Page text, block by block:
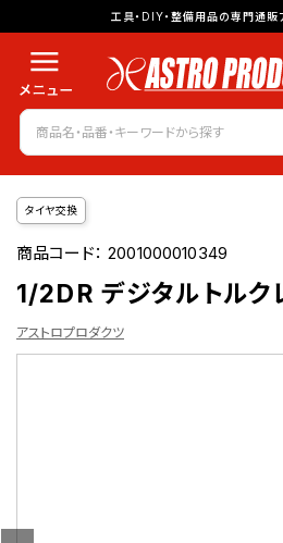
工具・DIY・整備用品の専門通販
タイヤ交換
商品コード：2001000010349
1/2DR デジタルトル
アストロプロダクツ